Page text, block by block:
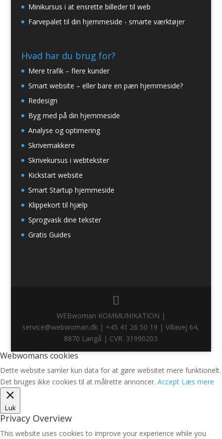
Minikursus i at ensrette billeder til web
Farvepalet til din hjemmeside - smarte værktøjer
Hvad har du brug for?
Mere trafik – flere kunder
Smart website – eller bare en pæn hjemmeside?
Redesign
Byg med på din hjemmeside
Analyse og optimering
Skrivemakkere
Skrivekursus i webtekster
Kickstart website
Smart Startup hjemmeside
Klippekort til hjælp
Sprogvask dine tekster
Gratis Guides
WEBwoman KOMMUNIKATION |
service@webwoman.dk | +45 41 26 50 19 | Villavej 64,
8870 Langå | CVR. 31990203
Webwomans cookies
Dette website samler kun data for at gøre websitet mere funktionelt.
Det bruges ikke cookies til at målrette annoncer. Accept Læs mere
Luk
Privacy Overview
This website uses cookies to improve your experience while you